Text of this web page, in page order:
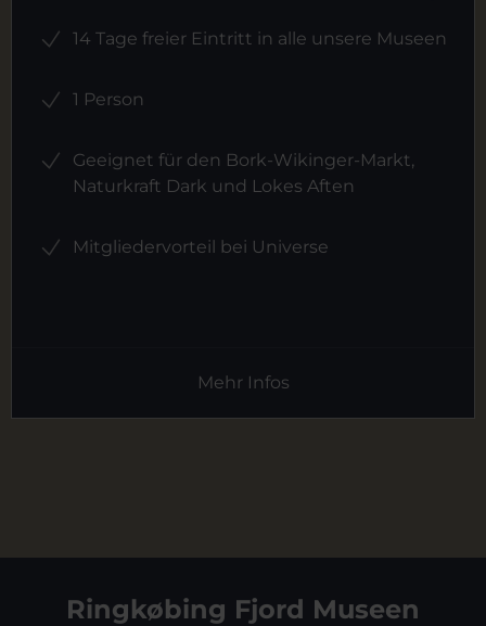
14 Tage freier Eintritt in alle unsere Museen
1 Person
Geeignet für den Bork-Wikinger-Markt,
Naturkraft Dark und Lokes Aften
Mitgliedervorteil bei Universe
Mehr Infos
Ringkøbing Fjord Museen